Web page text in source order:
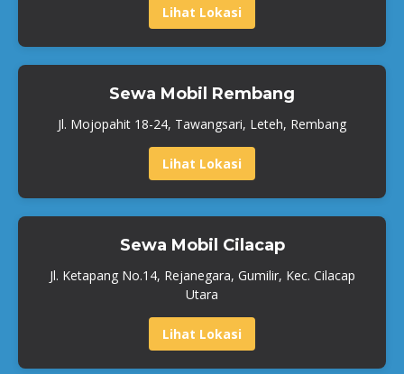
Lihat Lokasi
Sewa Mobil Rembang
Jl. Mojopahit 18-24, Tawangsari, Leteh, Rembang
Lihat Lokasi
Sewa Mobil Cilacap
Jl. Ketapang No.14, Rejanegara, Gumilir, Kec. Cilacap
Utara
Lihat Lokasi